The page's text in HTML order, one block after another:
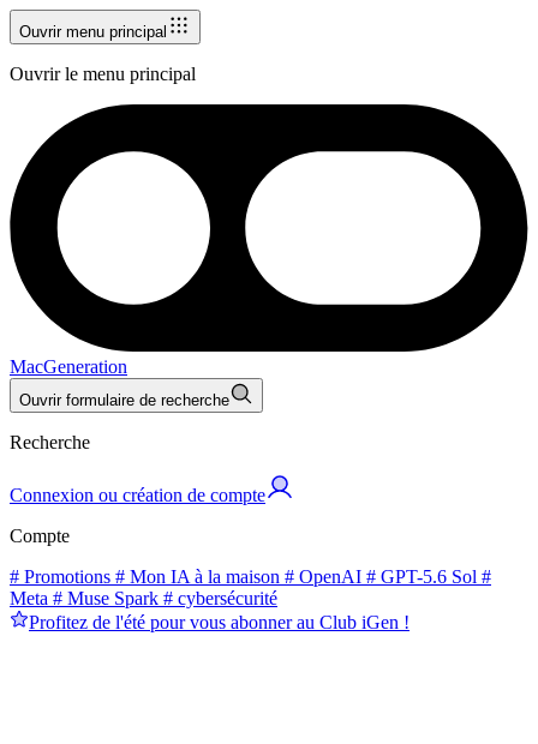
Ouvrir menu principal
Ouvrir le menu principal
MacGeneration
Ouvrir formulaire de recherche
Recherche
Connexion ou création de compte
Compte
# Promotions # Mon IA à la maison # OpenAI # GPT-5.6 Sol #
Meta # Muse Spark # cybersécurité
Profitez de l'été pour vous abonner au Club iGen !